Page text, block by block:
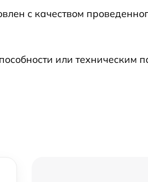
мин
с качеством
или техническим